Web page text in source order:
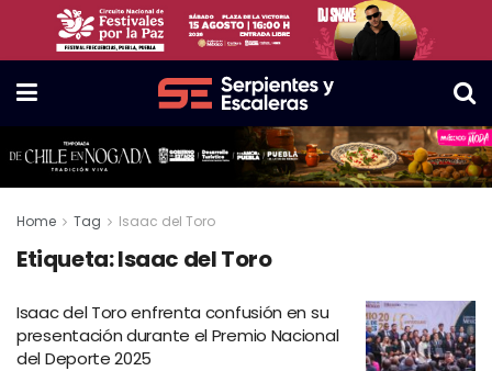
Home Tag Isaac del Toro
Etiqueta:Isaac del Toro
Isaac del Toro enfrenta confusión en su
presentación durante el Premio Nacional
del Deporte 2025